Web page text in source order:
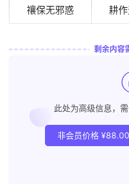
禳保无邪惑
耕
剩余内容
此处为高级信息，
非会员价格 ¥88.00